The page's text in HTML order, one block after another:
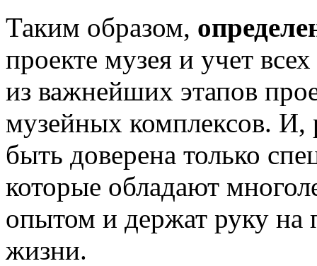
Таким образом,
проекте музея и учет
из важнейших этапов
музейных комплексов. И,
быть доверена только
которые обладают
опытом и держат руку на
жизни.